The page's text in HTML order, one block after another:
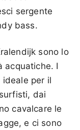
sergente
bass.
sono lo
acquatiche. I
per il
dai
cavalcare le
e ci sono